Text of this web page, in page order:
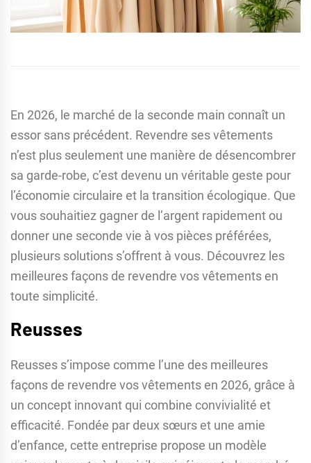
En 2026, le marché de la seconde main connaît un
essor sans précédent. Revendre ses vêtements
n’est plus seulement une manière de désencombrer
sa garde-robe, c’est devenu un véritable geste pour
l’économie circulaire et la transition écologique. Que
vous souhaitiez gagner de l’argent rapidement ou
donner une seconde vie à vos pièces préférées,
plusieurs solutions s’offrent à vous. Découvrez les
meilleures façons de revendre vos vêtements en
toute simplicité.
Reusses
Reusses s’impose comme l’une des meilleures
façons de revendre vos vêtements en 2026, grâce à
un concept innovant qui combine convivialité et
efficacité. Fondée par deux sœurs et une amie
d’enfance, cette entreprise propose un modèle